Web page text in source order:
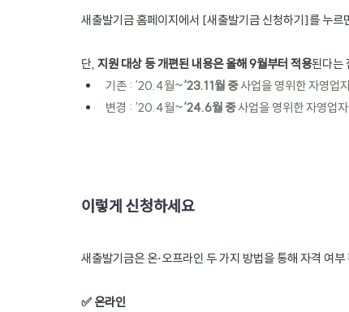
새출발기금 홈페이지에서 [새출발기금 신청하기]를 누르
단, 지원 대상 등 개편된 내용은 올해 9월부터 적용된다는
기존 : ‘20.4월~‘23.11월 중 사업을 영위한 자영업
변경 : ‘20.4월~‘24.6월 중 사업을 영위한 자영업
이렇게 신청하세요
새출발기금은 온⋅오프라인 두 가지 방법을 통해 자격 여
✅ 온라인